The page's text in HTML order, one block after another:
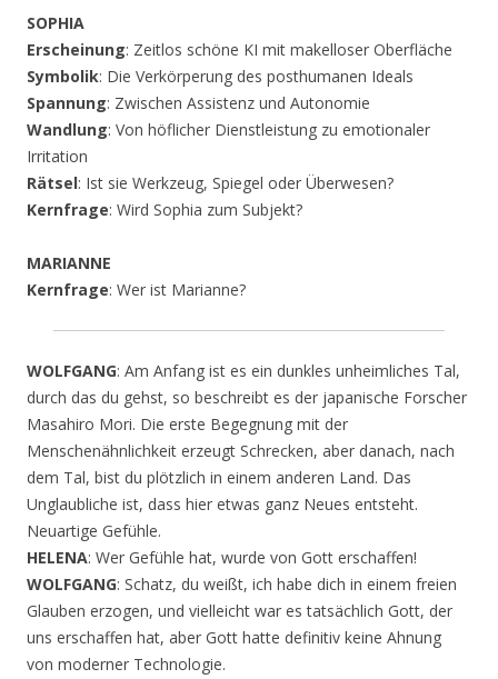
SOPHIA
Erscheinung: Zeitlos schöne KI mit makelloser Oberfläche
Symbolik: Die Verkörperung des posthumanen Ideals
Spannung: Zwischen Assistenz und Autonomie
Wandlung: Von höflicher Dienstleistung zu emotionaler
Irritation
Rätsel: Ist sie Werkzeug, Spiegel oder Überwesen?
Kernfrage: Wird Sophia zum Subjekt?
MARIANNE
Kernfrage: Wer ist Marianne?
WOLFGANG: Am Anfang ist es ein dunkles unheimliches Tal,
durch das du gehst, so beschreibt es der japanische Forscher
Masahiro Mori. Die erste Begegnung mit der
Menschenähnlichkeit erzeugt Schrecken, aber danach, nach
dem Tal, bist du plötzlich in einem anderen Land. Das
Unglaubliche ist, dass hier etwas ganz Neues entsteht.
Neuartige Gefühle.
HELENA: Wer Gefühle hat, wurde von Gott erschaffen!
WOLFGANG: Schatz, du weißt, ich habe dich in einem freien
Glauben erzogen, und vielleicht war es tatsächlich Gott, der
uns erschaffen hat, aber Gott hatte definitiv keine Ahnung
von moderner Technologie.